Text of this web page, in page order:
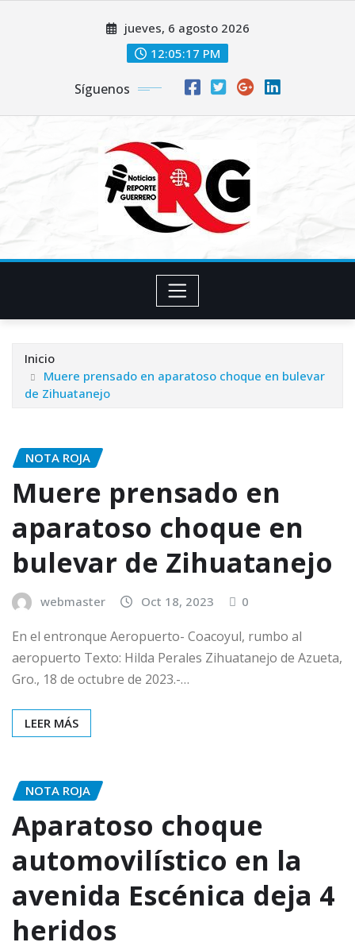
jueves, 6 agosto 2026
12:05:18 PM
Síguenos
Inicio
Muere prensado en aparatoso choque en bulevar
de Zihuatanejo
NOTA ROJA
Muere prensado en
aparatoso choque en
bulevar de Zihuatanejo
webmaster Oct 18, 2023 0
En el entronque Aeropuerto- Coacoyul, rumbo al
aeropuerto Texto: Hilda Perales Zihuatanejo de Azueta,
Gro., 18 de octubre de 2023.-…
LEER MÁS
NOTA ROJA
Aparatoso choque
automovilístico en la
avenida Escénica deja 4
heridos